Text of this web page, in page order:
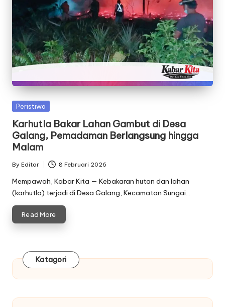
Posted
Peristiwa
Karhutla Bakar Lahan Gambut di Desa
Galang, Pemadaman Berlangsung hingga
Malam
Posted
by
By Editor 8 Februari 2026
Mempawah, Kabar Kita — Kebakaran hutan dan lahan
(karhutla) terjadi di Desa Galang, Kecamatan Sungai…
Read More
Katagori